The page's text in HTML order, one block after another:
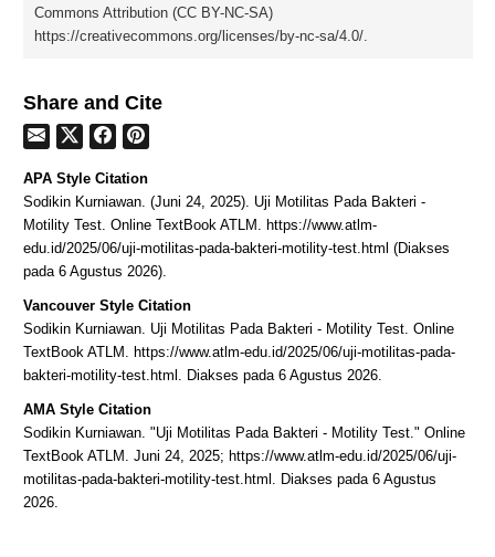
Commons Attribution (CC BY-NC-SA)
https://creativecommons.org/licenses/by-nc-sa/4.0/.
Share and Cite
APA Style Citation
Sodikin Kurniawan. (Juni 24, 2025). Uji Motilitas Pada Bakteri -
Motility Test. Online TextBook ATLM. https://www.atlm-
edu.id/2025/06/uji-motilitas-pada-bakteri-motility-test.html (Diakses
pada 6 Agustus 2026).
Vancouver Style Citation
Sodikin Kurniawan. Uji Motilitas Pada Bakteri - Motility Test. Online
TextBook ATLM. https://www.atlm-edu.id/2025/06/uji-motilitas-pada-
bakteri-motility-test.html. Diakses pada 6 Agustus 2026.
AMA Style Citation
Sodikin Kurniawan. "Uji Motilitas Pada Bakteri - Motility Test." Online
TextBook ATLM. Juni 24, 2025; https://www.atlm-edu.id/2025/06/uji-
motilitas-pada-bakteri-motility-test.html. Diakses pada 6 Agustus
2026.